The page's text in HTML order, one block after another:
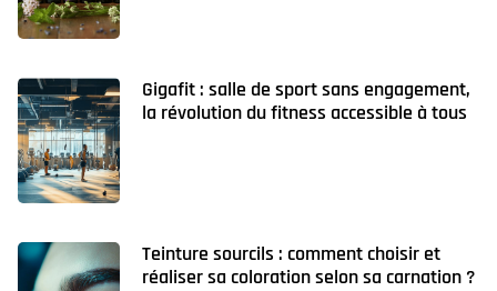
Gigafit : salle de sport sans engagement,
la révolution du fitness accessible à tous
Teinture sourcils : comment choisir et
réaliser sa coloration selon sa carnation ?